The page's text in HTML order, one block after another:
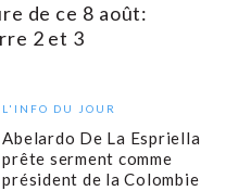
de ce 8 août:
2 et 3
L'INFO DU JOUR
Abelardo De La Espriella
prête serment comme
président de la Colombie